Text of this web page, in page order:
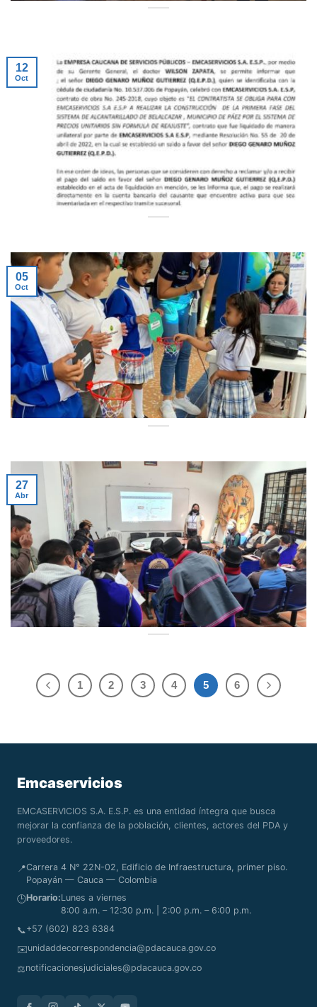
12
Oct
05
Oct
27
Abr
1 2 3 4 5 6
Emcaservicios
EMCASERVICIOS S.A. E.S.P. es una entidad íntegra que busca
mejorar la confianza de la población, clientes, actores del PDA y
proveedores.
📍Carrera 4 N° 22N-02, Edificio de Infraestructura, primer piso.
Popayán — Cauca — Colombia
🕒Horario:Lunes a viernes
8:00 a.m. – 12:30 p.m. | 2:00 p.m. – 6:00 p.m.
📞+57 (602) 823 6384
✉️unidaddecorrespondencia@pdacauca.gov.co
⚖️notificacionesjudiciales@pdacauca.gov.co